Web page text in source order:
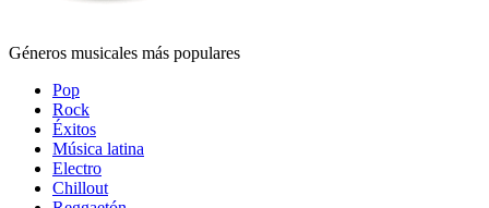
Géneros musicales más populares
Pop
Rock
Éxitos
Música latina
Electro
Chillout